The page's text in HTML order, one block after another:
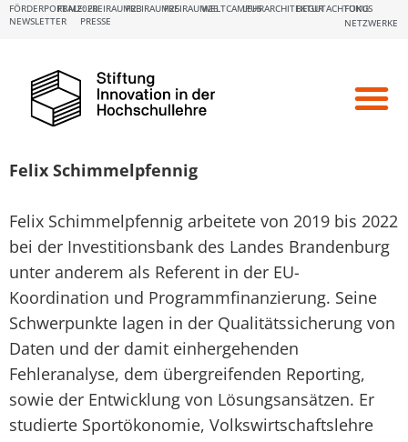
NEWSLETTER PRESSE
FÖRDERPORTALE:
FBM2020FREIRAUM23FREIRAUM25FREIRAUM26WELTCAMPUSLEHRARCHITEKTURBEGUTACHTUNG
FOKUS
NETZWERKE
Felix Schimmelpfennig
Felix Schimmelpfennig arbeitete von 2019 bis 2022
bei der Investitionsbank des Landes Brandenburg
unter anderem als Referent in der EU-
Koordination und Programmfinanzierung. Seine
Schwerpunkte lagen in der Qualitätssicherung von
Daten und der damit einhergehenden
Fehleranalyse, dem übergreifenden Reporting,
sowie der Entwicklung von Lösungsansätzen. Er
studierte Sportökonomie, Volkswirtschaftslehre